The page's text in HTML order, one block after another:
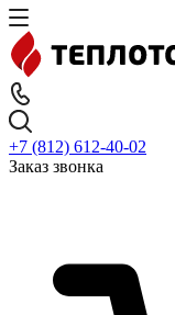
+7 (812) 612-40-02
Заказ звонка